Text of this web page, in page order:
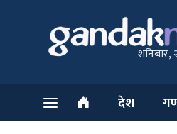
शनिबार,
देश